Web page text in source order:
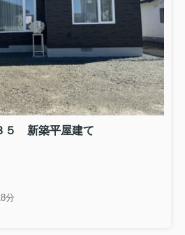
５ 新築平屋建て
分